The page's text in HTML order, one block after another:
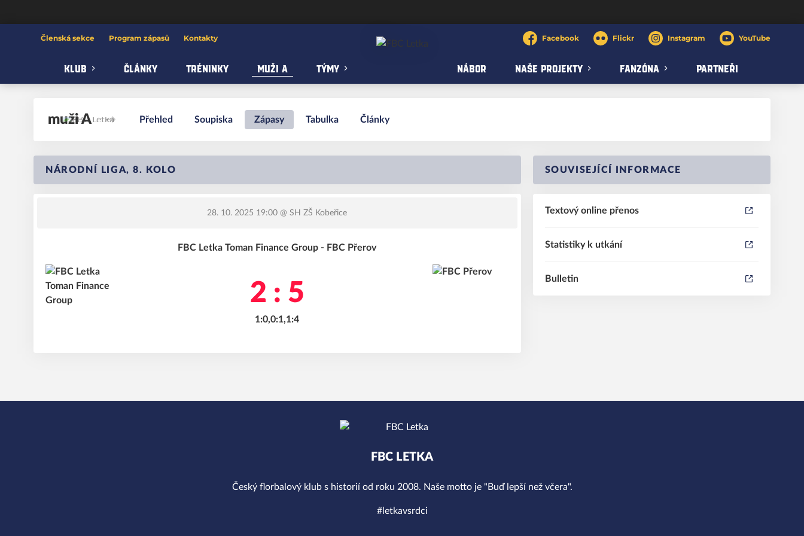
Členská sekce Program zápasů Kontakty Facebook Flickr Instagram YouTube
KLUB ČLÁNKY TRÉNINKY MUŽI A TÝMY NÁBOR NAŠE PROJEKTY FANZÓNA PARTNEŘI
muži A Přehled Soupiska Zápasy Tabulka Články
NÁRODNÍ LIGA, 8. KOLO
28. 10. 2025 19:00 @ SH ZŠ Kobeřice
FBC Letka Toman Finance Group - FBC Přerov
2 : 5
1:0,0:1,1:4
SOUVISEJÍCÍ INFORMACE
Textový online přenos
Statistiky k utkání
Bulletin
FBC LETKA
Český florbalový klub s historií od roku 2008. Naše motto je "Buď lepší než včera".
#letkavsrdci